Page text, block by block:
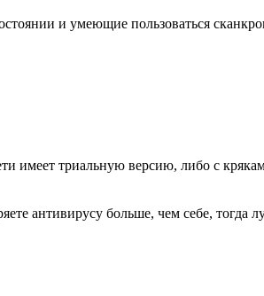
и умеющие пользоваться
имеет триальную версию, либо с
антивирусу больше, чем себе, тогда